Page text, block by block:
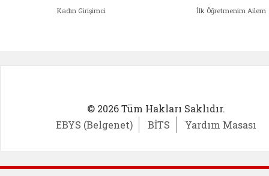
Kadın Girişimci İlk Öğretmenim Ailem
© 2026 Tüm Hakları Saklıdır.
EBYS (Belgenet)
BİTS Yardım Masası